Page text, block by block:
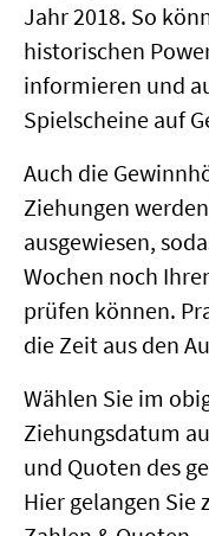
Jahr 2018. So
historischen
informieren und
Spielscheine auf
Auch die
Ziehungen
ausgewiesen,
Wochen noch
prüfen können.
die Zeit aus den
Wählen Sie im
Ziehungsdatum
und Quoten des
Hier gelangen Sie